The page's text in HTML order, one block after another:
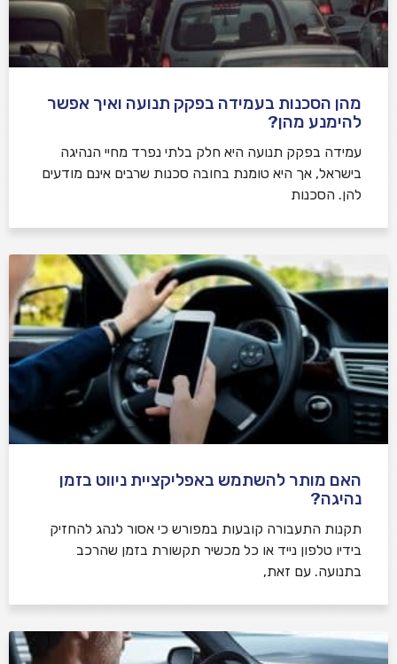
מהן הסכנות בעמידה בפקק תנועה ואיך אפשר
להימנע מהן?
עמידה בפקק תנועה היא חלק בלתי נפרד מחיי הנהיגה
בישראל, אך היא טומנת בחובה סכנות שרבים אינם מודעים
להן. הסכנות
האם מותר להשתמש באפליקציית ניווט בזמן
נהיגה?
תקנות התעבורה קובעות במפורש כי אסור לנהג להחזיק
בידיו טלפון נייד או כל מכשיר תקשורת בזמן שהרכב
בתנועה. עם זאת,